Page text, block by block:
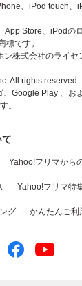
、iPod touch
App Store、iPodの
標です。
ン株式会社のライ
All rights reserved.
Google Play 、お
。
Yahoo!フリマから
Yahoo!フリマ特
グ かんたんご利